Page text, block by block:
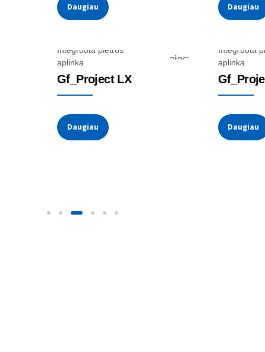
Daugiau Daugiau
Integruota plėtros
aplinka
Gf_Project LX
Daugiau
Integruota
aplinka
Daugiau